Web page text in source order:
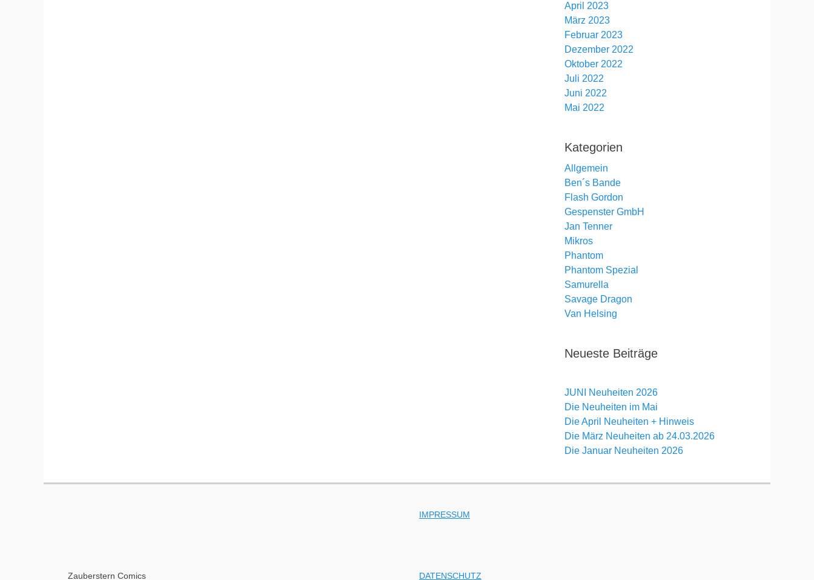
April 2023
März 2023
Februar 2023
Dezember 2022
Oktober 2022
Juli 2022
Juni 2022
Mai 2022
Kategorien
Allgemein
Ben´s Bande
Flash Gordon
Gespenster GmbH
Jan Tenner
Mikros
Phantom
Phantom Spezial
Samurella
Savage Dragon
Van Helsing
Neueste Beiträge
JUNI Neuheiten 2026
Die Neuheiten im Mai
Die April Neuheiten + Hinweis
Die März Neuheiten ab 24.03.2026
Die Januar Neuheiten 2026
Zauberstern Comics
IMPRESSUM
DATENSCHUTZ